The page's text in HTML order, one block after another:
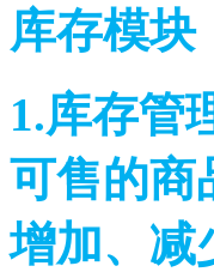
库存模块
1.库存管
可售的商
增加、减